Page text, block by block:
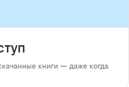
книги — даже когда